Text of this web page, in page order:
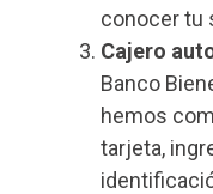
conocer tu
Cajero
Banco
hemos
tarjeta,